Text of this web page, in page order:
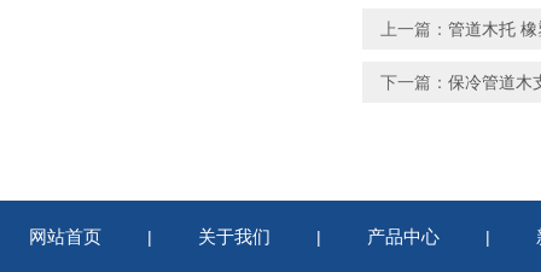
上一篇： 管道木托
下一篇： 保冷管道木
网站首页 | 关于我们 | 产品中心 |